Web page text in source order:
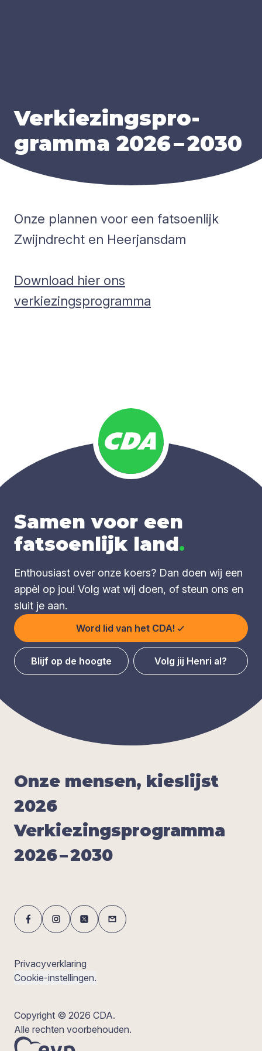
Ver­kie­zings­pro­
gram­ma2026–2030
Onze plannen voor een fatsoenlijk
Zwijndrecht en Heerjansdam
Download hier ons
verkiezingsprogramma
Samen voor een
fatsoenlijk land.
Enthousiast over onze koers? Dan doen wij een
appèl op jou! Volg wat wij doen, of steun ons en
sluit je aan.
Word lid van het CDA!
Blijf op de hoogte Volg jij Henri al?
Onze men­sen, kies­lijst
2026
Ver­kie­zings­pro­gram­ma
2026–2030
Privacyverklaring
Cookie-instellingen.
Copyright © 2026 CDA.
Alle rechten voorbehouden.